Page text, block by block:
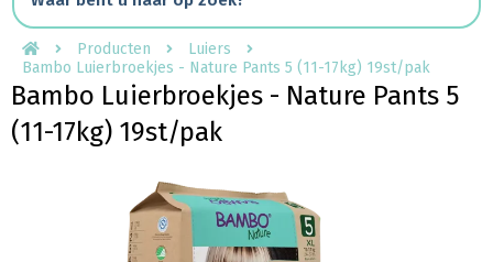
Producten
Luiers
Bambo Luierbroekjes - Nature Pants 5 (11-17kg) 19st/pak
Bambo Luierbroekjes - Nature Pants 5
(11-17kg) 19st/pak